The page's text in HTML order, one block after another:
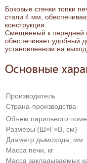
Боковые стенки топки
стали 4 мм,
конструкции.
Смещённый к передней
обеспечивает удобный
установленном на
Основные
Производитель
Страна-производства
Объем парильного
Размеры (Ш×Г×В, см)
Диаметр дымохода, мм
Масса печи, кг
Масса закладываемых